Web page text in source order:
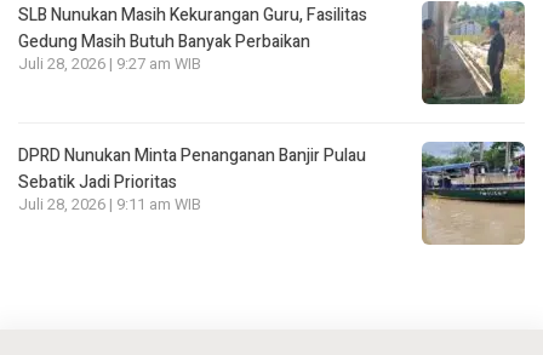
SLB Nunukan Masih Kekurangan Guru, Fasilitas
Gedung Masih Butuh Banyak Perbaikan
Juli 28, 2026 | 9:27 am WIB
DPRD Nunukan Minta Penanganan Banjir Pulau
Sebatik Jadi Prioritas
Juli 28, 2026 | 9:11 am WIB